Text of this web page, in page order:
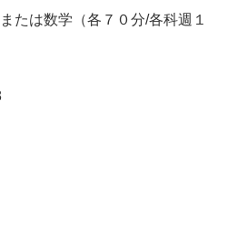
たは数学（各７０分/各科週１